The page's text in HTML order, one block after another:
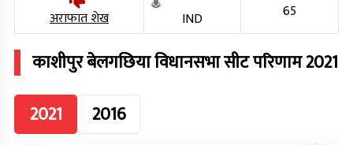
अराफात शेख IND 65
काशीपुर बेलगछियाविधानसभा सीट परिणाम2021
2021
2016